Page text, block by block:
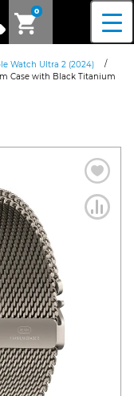
0
Watch Ultra 2 (2024)
/
Case with Black Titanium